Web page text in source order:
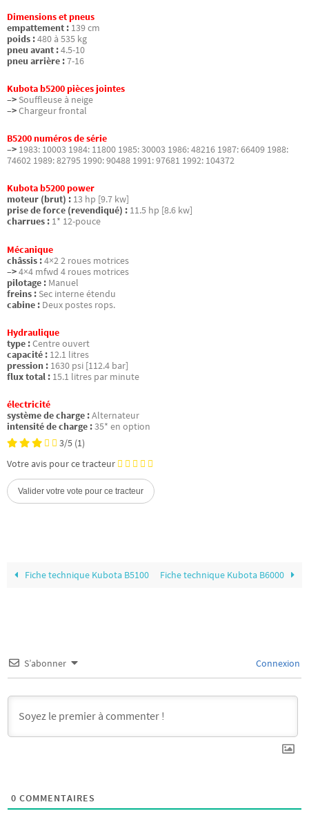
Dimensions et pneus
empattement : 139 cm
poids :480 à 535 kg
pneu avant :4.5-10
pneu arrière :7-16
Kubota b5200 pièces jointes
–> Souffleuse à neige
–>Chargeur frontal
B5200 numéros de série
–> 1983: 10003 1984: 11800 1985: 30003 1986: 48216 1987: 66409 1988:
74602 1989: 82795 1990: 90488 1991: 97681 1992: 104372
Kubota b5200 power
moteur (brut) : 13 hp [9.7 kw]
prise de force (revendiqué) : 11.5 hp [8.6 kw]
charrues : 1* 12-pouce
Mécanique
châssis :4×2 2 roues motrices
–>4×4 mfwd 4 roues motrices
pilotage : Manuel
freins : Sec interne étendu
cabine : Deux postes rops.
Hydraulique
type :Centre ouvert
capacité : 12.1 litres
pression : 1630 psi [112.4 bar]
flux total : 15.1 litres par minute
électricité
système de charge :Alternateur
intensité de charge :35* en option
3/5 (1)
Votre avis pour ce tracteur
Fiche technique Kubota B5100 Fiche technique Kubota B6000
S’abonner Connexion
0 COMMENTAIRES